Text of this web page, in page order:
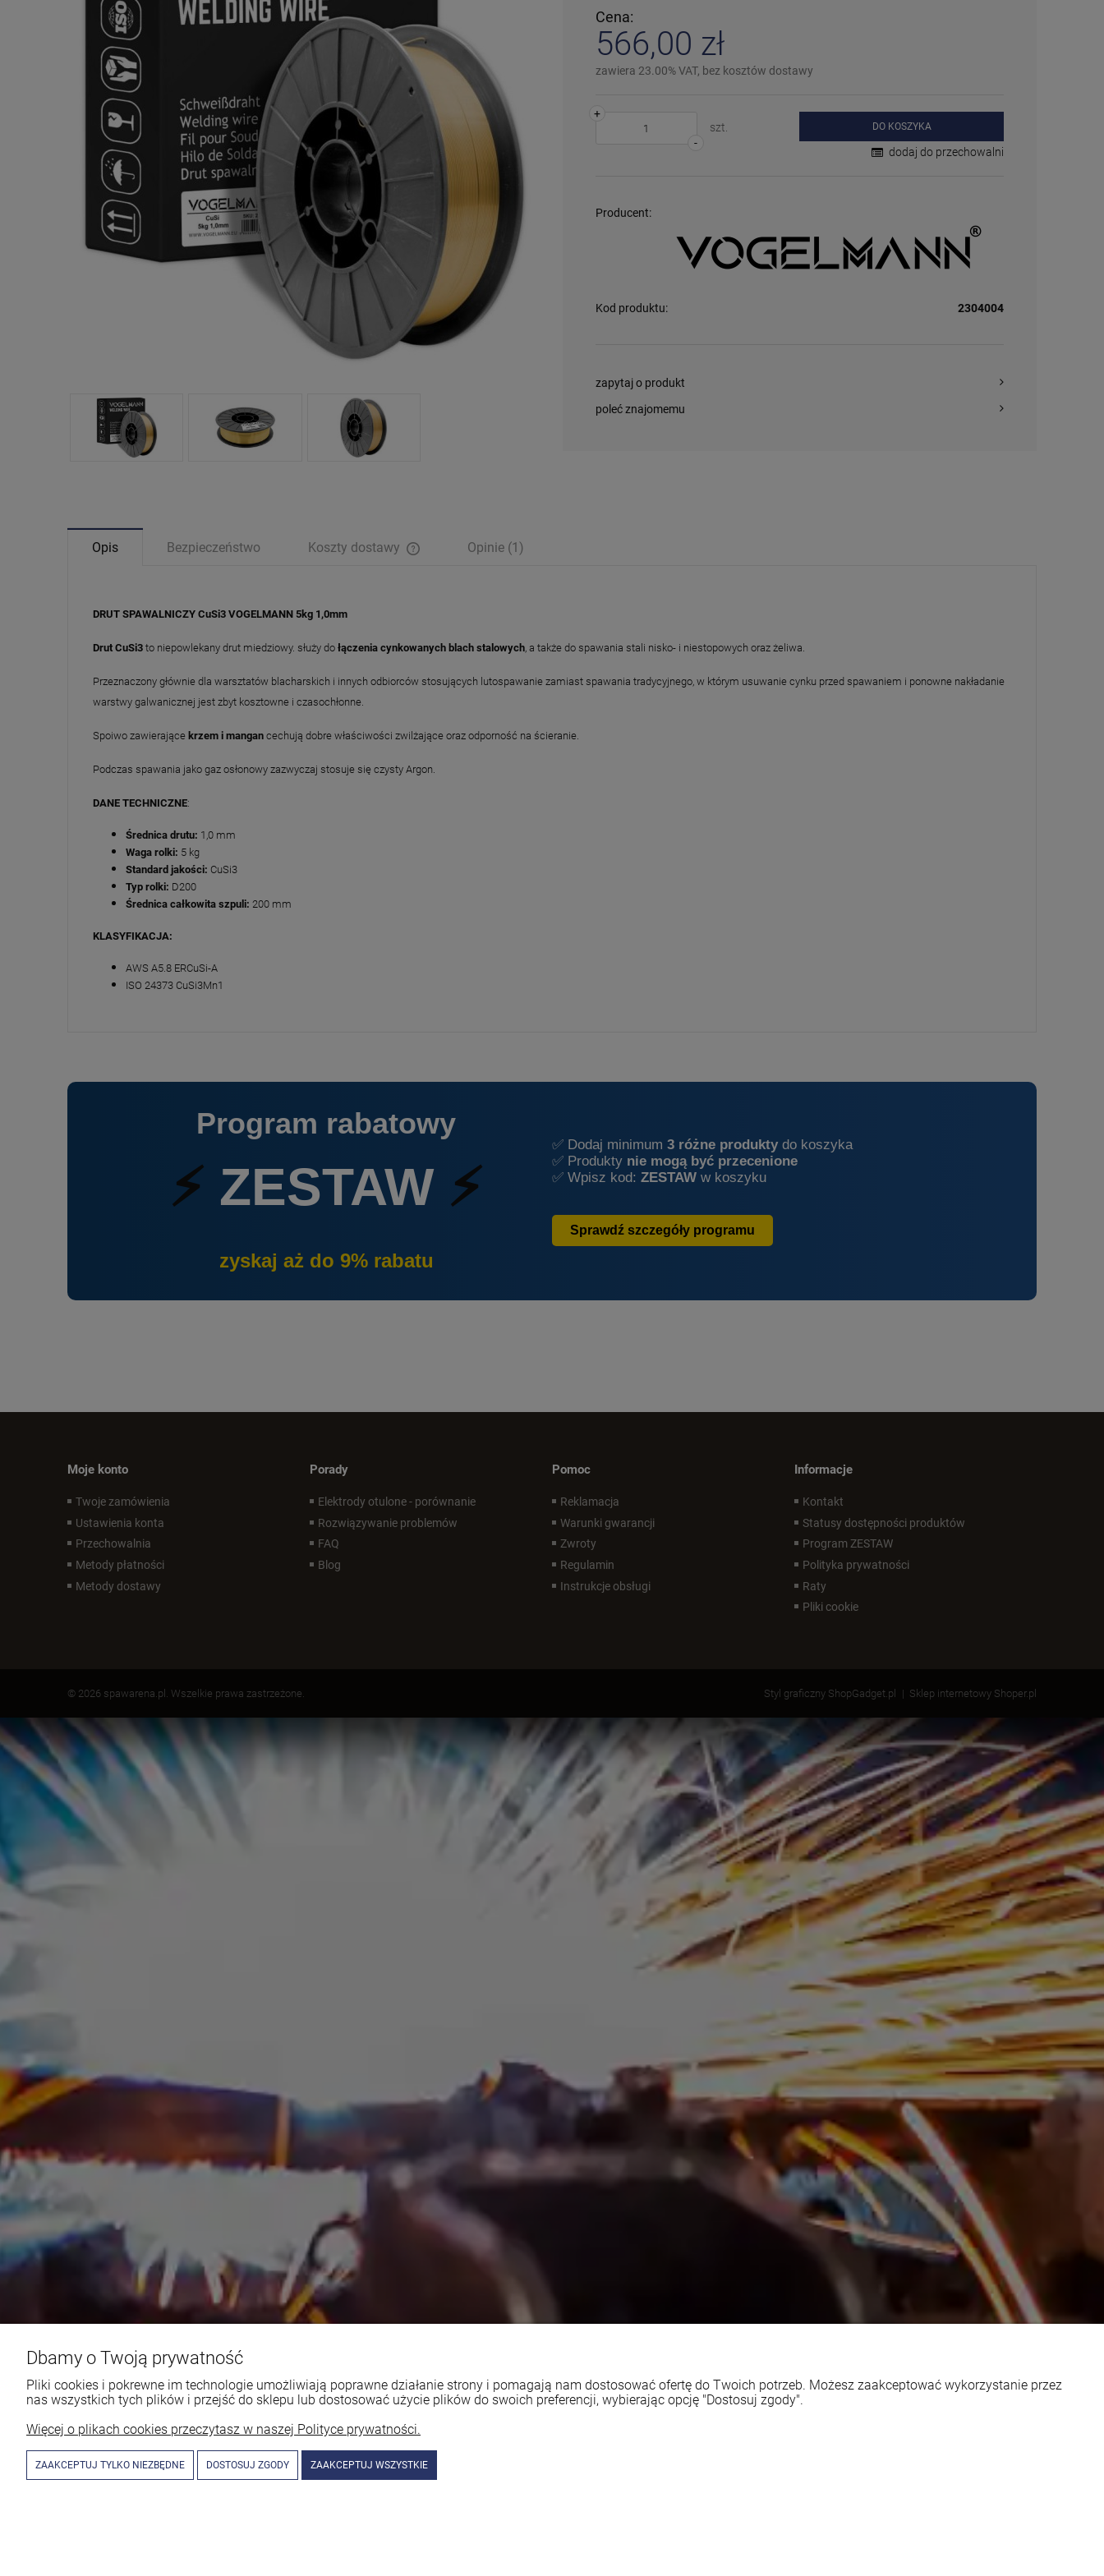
dostępności
Cena:
566,00 zł
zawiera 23.00% VAT, bez kosztów dostawy
-
+
szt.
DO KOSZYKA
dodaj do przechowalni
Producent:
Kod produktu: 2304004
zapytaj o produkt
poleć znajomemu
Opis Bezpieczeństwo Koszty dostawy Opinie (1)
DRUT SPAWALNICZY CuSi3 VOGELMANN 5kg 1,0mm
Drut CuSi3 to niepowlekany drut miedziowy. służy do łączenia cynkowanych blach stalowych, a także do spawania stali nisko- i niestopowych oraz żeliwa.
Przeznaczony głównie dla warsztatów blacharskich i innych odbiorców stosujących lutospawanie zamiast spawania tradycyjnego, w którym usuwanie cynku przed spawaniem i ponowne nakładanie
warstwy galwanicznej jest zbyt kosztowne i czasochłonne.
Spoiwo zawierające krzem i mangan cechują dobre właściwości zwilżające oraz odporność na ścieranie.
Podczas spawania jako gaz osłonowy zazwyczaj stosuje się czysty Argon.
DANE TECHNICZNE:
Średnica drutu: 1,0 mm
Waga rolki: 5 kg
Standard jakości: CuSi3
Typ rolki: D200
Średnica całkowita szpuli: 200 mm
KLASYFIKACJA:
AWS A5.8 ERCuSi-A
ISO 24373 CuSi3Mn1
Program rabatowy
⚡ ZESTAW⚡
zyskaj aż do 9% rabatu
✅ Dodaj minimum 3 różne produkty do koszyka
✅ Produkty nie mogą być przecenione
✅ Wpisz kod: ZESTAW w koszyku
Sprawdź szczegóły programu
Moje konto
Twoje zamówienia
Ustawienia konta
Przechowalnia
Metody płatności
Metody dostawy
Porady
Elektrody otulone - porównanie
Rozwiązywanie problemów
FAQ
Blog
Pomoc
Reklamacja
Warunki gwarancji
Zwroty
Regulamin
Instrukcje obsługi
Informacje
Kontakt
Statusy dostępności produktów
Program ZESTAW
Polityka prywatności
Raty
Pliki cookie
© 2026 spawarena.pl. Wszelkie prawa zastrzeżone. Styl graficzny ShopGadget.pl Sklep internetowy Shoper.pl
Dbamy o Twoją prywatność
Pliki cookies i pokrewne im technologie umożliwiają poprawne działanie strony i pomagają nam dostosować ofertę do Twoich potrzeb. Możesz zaakceptować wykorzystanie przez
nas wszystkich tych plików i przejść do sklepu lub dostosować użycie plików do swoich preferencji, wybierając opcję "Dostosuj zgody".
Więcej o plikach cookies przeczytasz w naszej Polityce prywatności.
ZAAKCEPTUJ TYLKO NIEZBĘDNE DOSTOSUJ ZGODY ZAAKCEPTUJ WSZYSTKIE